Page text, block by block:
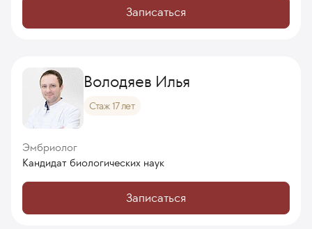
Записаться
Володяев Илья
Стаж 17 лет
Эмбриолог
Кандидат биологических наук
Записаться